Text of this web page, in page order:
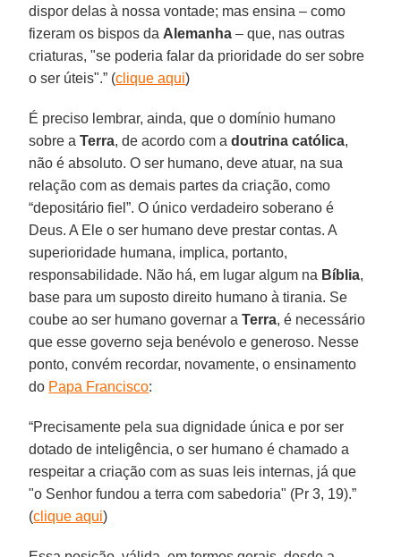
dispor delas à nossa vontade; mas ensina – como
fizeram os bispos da Alemanha – que, nas outras
criaturas, "se poderia falar da prioridade do ser sobre
o ser úteis".” (clique aqui)
É preciso lembrar, ainda, que o domínio humano
sobre aTerra, de acordo com adoutrina católica,
não é absoluto. O ser humano, deve atuar, na sua
relação com as demais partes da criação, como
“depositário fiel”. O único verdadeiro soberano é
Deus. A Ele o ser humano deve prestar contas. A
superioridade humana, implica, portanto,
responsabilidade. Não há, em lugar algum na Bíblia,
base para um suposto direito humano à tirania. Se
coube ao ser humano governar aTerra, é necessário
que esse governo seja benévolo e generoso. Nesse
ponto, convém recordar, novamente, o ensinamento
do Papa Francisco:
“Precisamente pela sua dignidade única e por ser
dotado de inteligência, o ser humano é chamado a
respeitar a criação com as suas leis internas, já que
"o Senhor fundou a terra com sabedoria" (Pr 3, 19).”
(clique aqui)